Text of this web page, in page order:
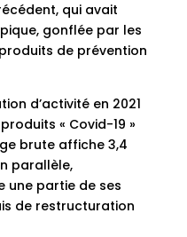
qui avait
gonflée par les
de prévention
d’activité en 2021
« Covid-19 »
brute affiche 3,4
parallèle,
une partie de ses
de restructuration